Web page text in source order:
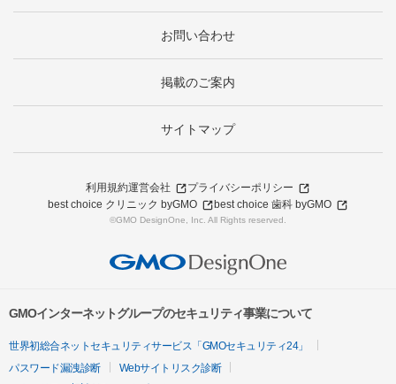
お問い合わせ
掲載のご案内
サイトマップ
利用規約運営会社
プライバシーポリシー
best choice クリニック byGMO
best choice 歯科 byGMO
©GMO DesignOne, Inc. All Rights reserved.
GMOインターネットグループのセキュリティ事業について
世界初総合ネットセキュリティサービス「GMOセキュリティ24」
パスワード漏洩診断
Webサイトリスク診断